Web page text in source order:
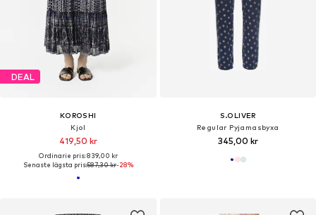
DEAL
KOROSHI
Kjol
419,50 kr
Ordinarie pris: 839,00 kr
Senaste lägsta pris:587,30 kr-28%
S.OLIVER
Regular Pyjamasbyxa
345,00 kr